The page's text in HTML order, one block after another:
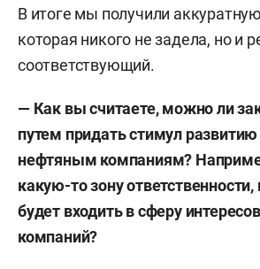
В итоге мы получили
которая никого не задела, но и
соответствующий.
— Как вы считаете, можно ли
путем придать стимул
нефтяным компаниям?
какую-то зону ответственности,
будет входить в сферу
компаний?